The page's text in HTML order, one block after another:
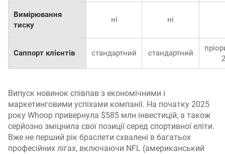
Вимірювання
тиску
ні ні
Саппорт клієнтів стандартний стандартний
Випуск новинок співпав з економічними і
маркетинговими успіхами компанії. На початку 2025
року Whoop привернула $585 млн інвестицій, а також
серйозно зміцнила свої позиції серед спортивної еліти.
Вже не перший рік браслети схвалені в багатьох
професійних лігах, включаючи NFL (американський